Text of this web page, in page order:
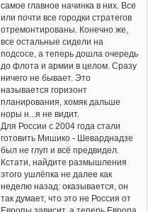
самое главное начинка в них. Все
или почти все городки стратегов
отремонтированы. Конечно же,
все остальные сидели на
подсосе, а теперь дошла очередь
до флота и армии в целом. Сразу
ничего не бывает. Это
называется горизонт
планирования, хомяк дальше
норы н...я не видит.
Для России с 2004 года стали
готовить Мишико - Шеварднадзе
был не глуп и всё предвидел.
Кстати, найдите размышления
этого ушлёпка не далее как
неделю назад: оказывается, он
так думает, что это не Россия от